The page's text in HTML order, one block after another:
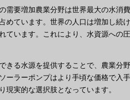
需要増加農業分野は世界最大の水消
めています。世界の人口は増加し続
ています。これにより、水資源への
きる水源を提供することで、農業分
ーラーポンプはより手頃な価格で入
実的な選択肢となっています。